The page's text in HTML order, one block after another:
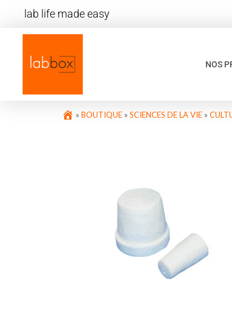
lab life made easy
NOS
» BOUTIQUE » SCIENCES DE LA VIE »